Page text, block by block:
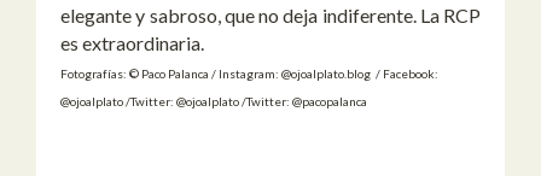
elegante y sabroso, que no deja indiferente. La RCP
es extraordinaria.
Fotografías: © Paco Palanca / Instagram: @ojoalplato.blog / Facebook:
@ojoalplato /Twitter: @ojoalplato /Twitter: @pacopalanca